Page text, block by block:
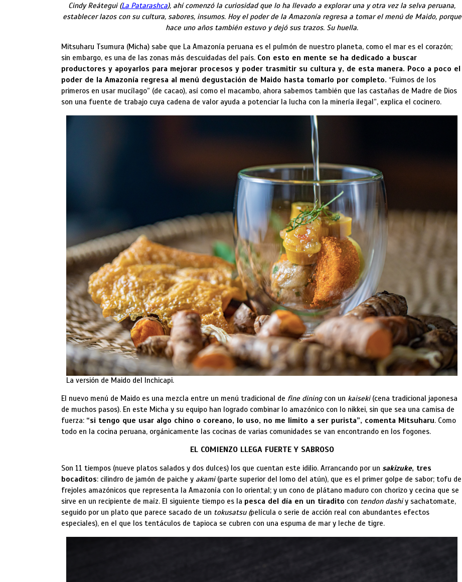
Cindy Reátegui (La Patarashca), ahí comenzó la curiosidad que lo ha llevado a explorar una y otra vez la selva peruana,
establecer lazos con su cultura, sabores, insumos. Hoy el poder de la Amazonía regresa a tomar el menú de Maido, porque
hace uno años también estuvo y dejó sus trazos. Su huella.
Mitsuharu Tsumura (Micha) sabe que La Amazonía peruana es el pulmón de nuestro planeta, como el mar es el corazón;
sin embargo, es una de las zonas más descuidadas del país. Con esto en mente se ha dedicado a buscar
productores y apoyarlos para mejorar procesos y poder trasmitir su cultura y, de esta manera. Poco a poco el
poder de la Amazonía regresa al menú degustación de Maido hasta tomarlo por completo. “Fuimos de los
primeros en usar mucílago” (de cacao), así como el macambo, ahora sabemos también que las castañas de Madre de Dios
son una fuente de trabajo cuya cadena de valor ayuda a potenciar la lucha con la minería ilegal”, explica el cocinero.
La versión de Maido del Inchicapi.
El nuevo menú de Maido es una mezcla entre un menú tradicional de fine diningcon un kaiseki(cena tradicional japonesa
de muchos pasos). En este Micha y su equipo han logrado combinar lo amazónico con lo nikkei, sin que sea una camisa de
fuerza: “si tengo que usar algo chino o coreano, lo uso, no me limito a ser purista”, comenta Mitsuharu. Como
todo en la cocina peruana, orgánicamente las cocinas de varias comunidades se van encontrando en los fogones.
EL COMIENZO LLEGA FUERTE Y SABROSO
Son 11 tiempos (nueve platos salados y dos dulces) los que cuentan este idilio. Arrancando por un sakizuke, tres
bocaditos: cilindro de jamón de paiche y akami(parte superior del lomo del atún), que es el primer golpe de sabor; tofu de
frejoles amazónicos que representa la Amazonía con lo oriental; y un cono de plátano maduro con chorizo y cecina que se
sirve en un recipiente de maíz. El siguiente tiempo es la pesca del día en un tiradito con tendon dashiy sachatomate,
seguido por un plato que parece sacado de un tokusatsu (película o serie de acción real con abundantes efectos
especiales), en el que los tentáculos de tapioca se cubren con una espuma de mar y leche de tigre.